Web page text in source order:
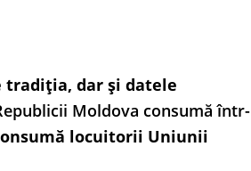
tradiția, dar și datele
Moldova consumă într-
locuitorii Uniunii